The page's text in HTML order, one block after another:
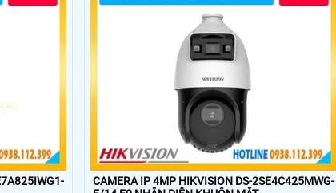
CAMERA IP 4MP HIKVISION DS-2SE4C425MWG-